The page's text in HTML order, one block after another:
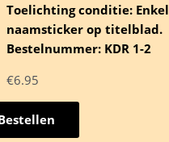
Toelichting conditie:
naamsticker op titelblad.
Bestelnummer: KDR 1-2
€6.95